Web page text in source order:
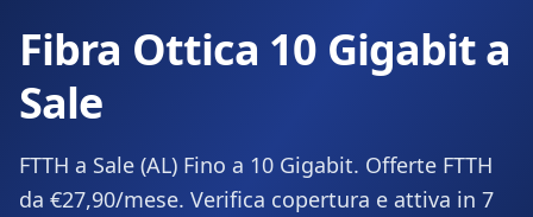
Fibra Ottica 10 Gigabit a
Sale
FTTH a Sale (AL) Fino a 10 Gigabit. Offerte FTTH
da €27,90/mese. Verifica copertura e attiva in 7